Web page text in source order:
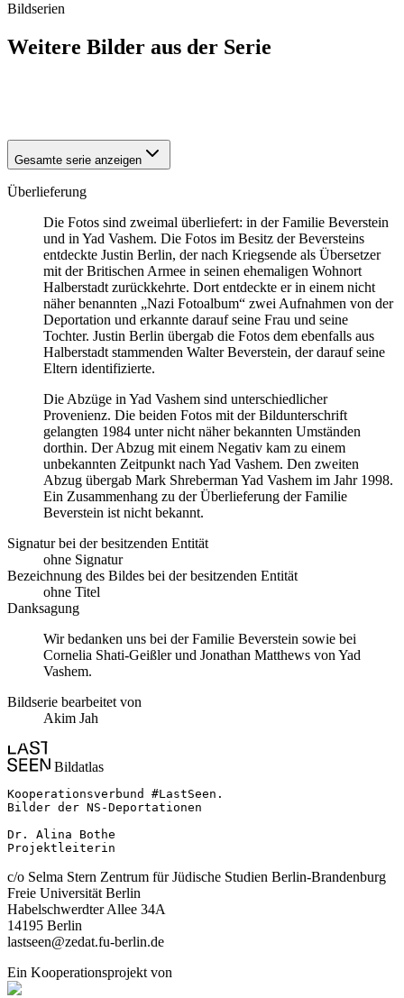
Bildserien
Weitere Bilder aus der Serie
Gesamte serie anzeigen
Überlieferung
Die Fotos sind zweimal überliefert: in der Familie Beverstein
und in Yad Vashem. Die Fotos im Besitz der Beversteins
entdeckte Justin Berlin, der nach Kriegsende als Übersetzer
mit der Britischen Armee in seinen ehemaligen Wohnort
Halberstadt zurückkehrte. Dort entdeckte er in einem nicht
näher benannten „Nazi Fotoalbum“ zwei Aufnahmen von der
Deportation und erkannte darauf seine Frau und seine
Tochter. Justin Berlin übergab die Fotos dem ebenfalls aus
Halberstadt stammenden Walter Beverstein, der darauf seine
Eltern identifizierte.
Die Abzüge in Yad Vashem sind unterschiedlicher
Provenienz. Die beiden Fotos mit der Bildunterschrift
gelangten 1984 unter nicht näher bekannten Umständen
dorthin. Der Abzug mit einem Negativ kam zu einem
unbekannten Zeitpunkt nach Yad Vashem. Den zweiten
Abzug übergab Mark Shreberman Yad Vashem im Jahr 1998.
Ein Zusammenhang zu der Überlieferung der Familie
Beverstein ist nicht bekannt.
Signatur bei der besitzenden Entität
ohne Signatur
Bezeichnung des Bildes bei der besitzenden Entität
ohne Titel
Danksagung
Wir bedanken uns bei der Familie Beverstein sowie bei
Cornelia Shati-Geißler und Jonathan Matthews von Yad
Vashem.
Bildserie bearbeitet von
Akim Jah
Bildatlas
Kooperationsverbund #LastSeen.
Bilder der NS-Deportationen
Dr. Alina Bothe
Projektleiterin
c/o Selma Stern Zentrum für Jüdische Studien Berlin-Brandenburg
Freie Universität Berlin
Habelschwerdter Allee 34A
14195 Berlin
lastseen@zedat.fu-berlin.de
Ein Kooperationsprojekt von